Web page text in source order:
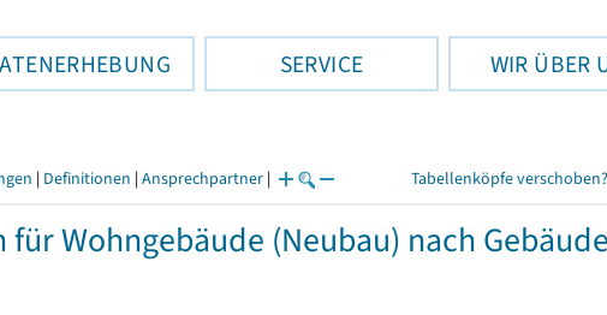
SERVICE WIR ÜBER
| Definitionen | Ansprechpartner | Tabellenköpfe verschoben?
für Wohngebäude (Neubau) nach